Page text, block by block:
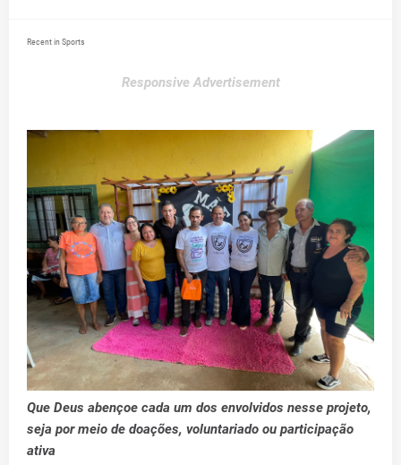
Recent in Sports
Responsive Advertisement
Que Deus abençoe cada um dos envolvidos nesse projeto,
seja por meio de doações, voluntariado ou participação
ativa